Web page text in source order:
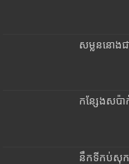
សម្លននោងជា
កន្សែងសប៉
នឹកទីកប់សុក